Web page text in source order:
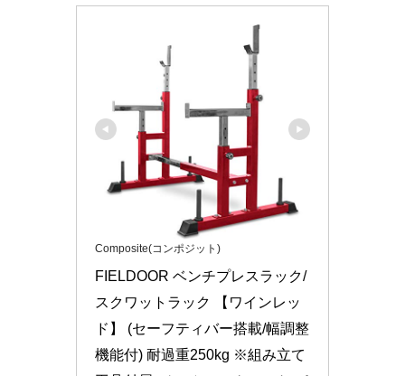
Composite(コンポジット)
FIELDOOR ベンチプレスラック/
スクワットラック 【ワインレッ
ド】 (セーフティバー搭載/幅調整
機能付) 耐過重250kg ※組み立て